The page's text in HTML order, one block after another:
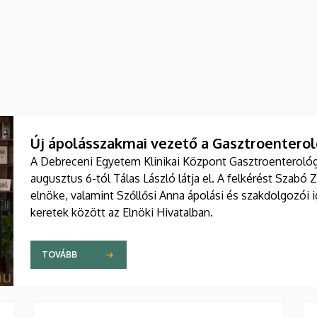
Új ápolásszakmai vezető a
A Debreceni Egyetem Klinikai Központ
augusztus 6-tól Tálas László látja el. A felkérést Szabó
elnöke, valamint Szőllősi Anna ápolási és szakdolgozói
keretek között az Elnöki Hivatalban.
TOVÁBB